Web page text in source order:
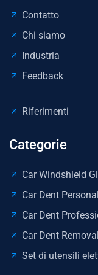
Contatto
Chi siamo
Industria
Feedback
Riferimenti
Categorie
Car Windshield
Car Dent
Car Dent
Car Dent
Set di utensili